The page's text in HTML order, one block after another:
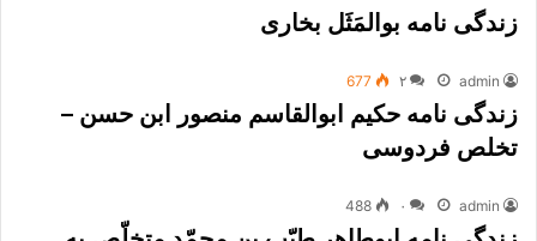
زندگی نامه بوالمَثَل بخاری
admin ۲ 677
زندگی نامه حکیم ابوالقاسم منصور ابن حسن –
تخلص فردوسی
admin ۰ 488